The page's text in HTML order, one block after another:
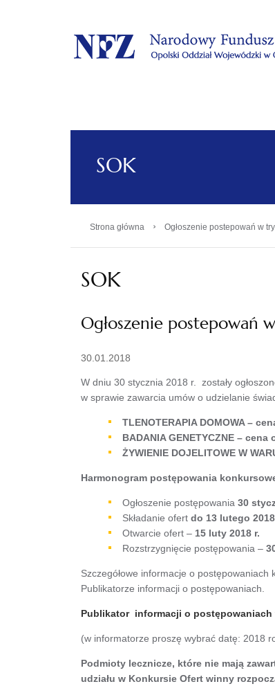
.
SOK
Strona główna › Ogłoszenie postepowań w
SOK
Ogłoszenie postepowań
30.01.2018
W dniu 30 stycznia 2018 r. zostały
w sprawie zawarcia umów o udzielanie
TLENOTERAPIA DOMOWA –
BADANIA GENETYCZNE – cena
ŻYWIENIE DOJELITOWE W
Harmonogram postępowania
Ogłoszenie postępowania 30
Składanie ofert do 13 lutego
Otwarcie ofert – 15 luty 2018 r.
Rozstrzygnięcie postępowania –
Szczegółowe informacje o
Publikatorze informacji o postępowaniach.
Publikator informacji o postępowaniach
(w informatorze proszę wybrać datę: 2018
Podmioty lecznicze, które nie mają
udziału w Konkursie Ofert winny